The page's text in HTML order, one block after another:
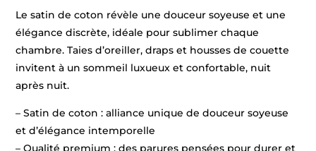
Le satin de coton révèle une douceur soyeuse et une
élégance discrète, idéale pour sublimer chaque
chambre. Taies d’oreiller, draps et housses de couette
invitent à un sommeil luxueux et confortable, nuit
après nuit.
– Satin de coton : alliance unique de douceur soyeuse
et d’élégance intemporelle
– Qualité premium : des parures pensées pour durer et